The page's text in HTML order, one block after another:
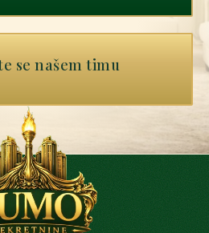
se našem timu